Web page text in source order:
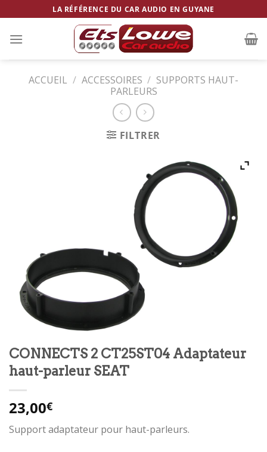
to
content
LA RÉFÉRENCE DU CAR AUDIO EN GUYANE
ACCUEIL / ACCESSOIRES / SUPPORTS HAUT-
PARLEURS
FILTRER
CONNECTS 2 CT25ST04 Adaptateur
haut-parleur SEAT
23,00€
Support adaptateur pour haut-parleurs.